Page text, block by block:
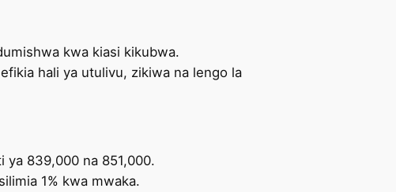
kwa kiasi kikubwa.
hali ya utulivu, zikiwa na lengo la
ya 839,000 na 851,000.
1% kwa mwaka.